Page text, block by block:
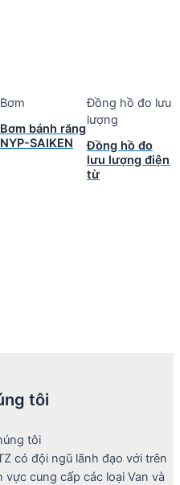
Bơm
Bơm bánh răng
NYP-SAIKEN
Đồng hồ đo lưu
lượng
Đồng hồ đo
lưu lượng điện
từ
tôi
có đội ngũ lãnh đạo với trên
cung cấp các loại Van và